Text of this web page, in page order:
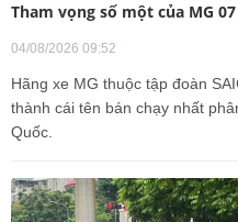
Tham vọng số một của MG
04/08/2026 09:52
Hãng xe MG thuộc tập đoàn
thành cái tên bán chạy nhất
Quốc.